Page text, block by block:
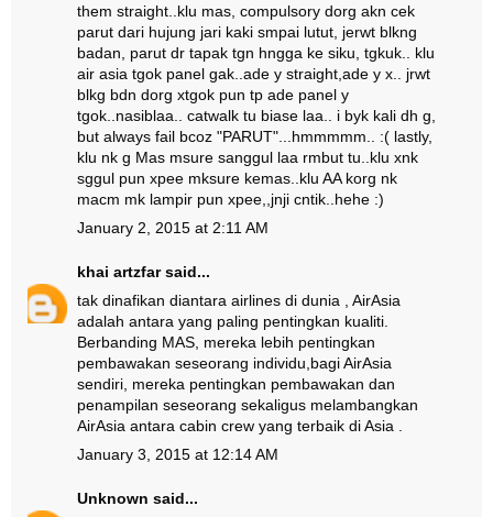
them straight..klu mas, compulsory dorg akn cek
parut dari hujung jari kaki smpai lutut, jerwt blkng
badan, parut dr tapak tgn hngga ke siku, tgkuk.. klu
air asia tgok panel gak..ade y straight,ade y x.. jrwt
blkg bdn dorg xtgok pun tp ade panel y
tgok..nasiblaa.. catwalk tu biase laa.. i byk kali dh g,
but always fail bcoz "PARUT"...hmmmmm.. :( lastly,
klu nk g Mas msure sanggul laa rmbut tu..klu xnk
sggul pun xpee mksure kemas..klu AA korg nk
macm mk lampir pun xpee,,jnji cntik..hehe :)
January 2, 2015 at 2:11 AM
khai artzfarsaid...
tak dinafikan diantara airlines di dunia , AirAsia
adalah antara yang paling pentingkan kualiti.
Berbanding MAS, mereka lebih pentingkan
pembawakan seseorang individu,bagi AirAsia
sendiri, mereka pentingkan pembawakan dan
penampilan seseorang sekaligus melambangkan
AirAsia antara cabin crew yang terbaik di Asia .
January 3, 2015 at 12:14 AM
Unknown said...